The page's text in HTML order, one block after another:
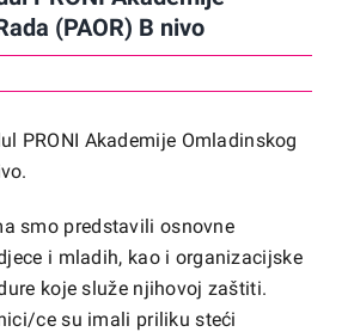
(PAOR) B nivo
PRONI Akademije Omladinskog
smo predstavili osnovne
i mladih, kao i organizacijske
koje služe njihovoj zaštiti.
ce su imali priliku steći